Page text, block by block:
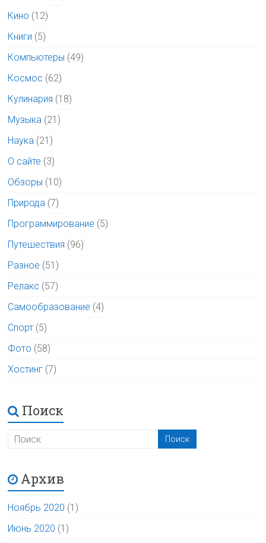
Кино (12)
Книги (5)
Компьютеры (49)
Космос (62)
Кулинария (18)
Музыка (21)
Наука (21)
О сайте (3)
Обзоры (10)
Природа (7)
Программирование (5)
Путешествия (96)
Разное (51)
Релакс (57)
Самообразование (4)
Спорт (5)
Фото (58)
Хостинг (7)
Поиск
Архив
Ноябрь 2020 (1)
Июнь 2020 (1)